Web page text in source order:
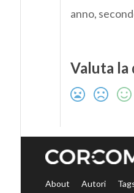
anno,
Valuta la
About Autori